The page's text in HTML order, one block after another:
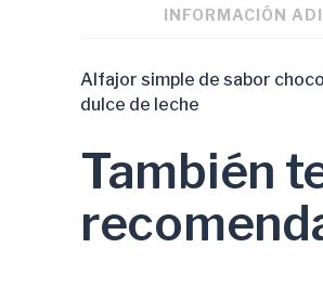
INFORMACIÓN
Alfajor simple de sabor
dulce de leche
También